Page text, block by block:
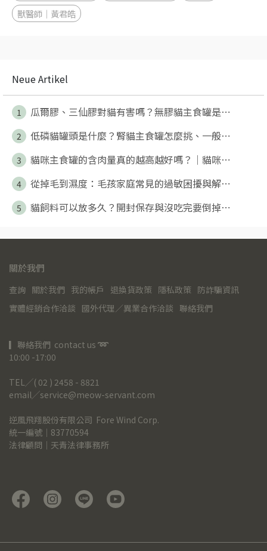
獸醫師｜黃君皓
Neue Artikel
1 瓜爾膠、三仙膠對貓有害嗎？無膠貓主食罐是⋯
2 低磷貓罐頭是什麼？腎貓主食罐怎麼挑、一般⋯
3 貓咪主食罐的含肉量真的越高越好嗎？｜貓咪⋯
4 從掉毛到濕度：毛孩家庭常見的過敏困擾與解⋯
5 貓飼料可以放多久？開封保存與沒吃完要倒掉⋯
關於我們
查詢 關於我們 我的帳戶 退換貨政策 隱私政策 防詐騙資訊
實體經銷合作洽談 國外代理／異業合作洽談 聯絡我們
▎聯絡我們  contact us ➿
10:00 -17:00
TEL╱( 02 ) 2458 - 8821
email╱service@meow-servant.com
逆風飛翔股份有限公司  Fore Wind Corp.
統一編號｜83770594
法律顧問｜天青法律事務所